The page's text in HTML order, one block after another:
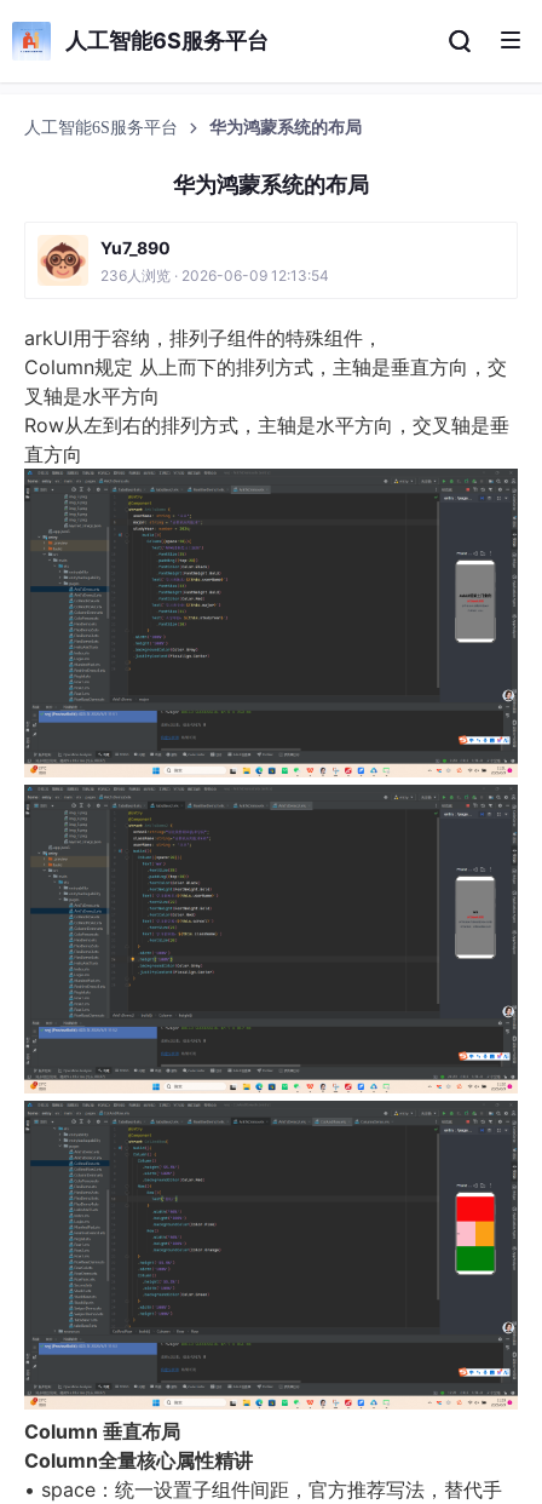
人工智能6S服务平台
人工智能6S服务平台 华为鸿蒙系统的布局
华为鸿蒙系统的布局
Yu7_890
236人浏览 · 2026-06-09 12:13:54
arkUI用于容纳，排列子组件的特殊组件，
Column规定 从上而下的排列方式，主轴是垂直方向，交
叉轴是水平方向
Row从左到右的排列方式，主轴是水平方向，交叉轴是垂
直方向
Column 垂直布局
Column全量核心属性精讲
• space ：统一设置子组件间距，官方推荐写法，替代手